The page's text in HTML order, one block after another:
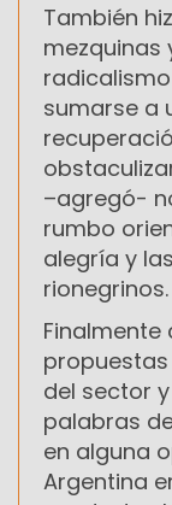
También
mezquinas
sumarse a
–agregó-
rumbo
alegría y
rionegrinos.
del sector
palabras
en alguna
Argentina